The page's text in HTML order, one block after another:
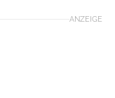
ANZEIGE